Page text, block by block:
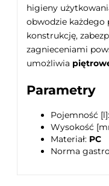
higieny
obwodzie
konstrukcję,
zagnieceniami
umożliwia
Parametry
Pojemność [l]:
Wysokość
Materiał: PC
Norma